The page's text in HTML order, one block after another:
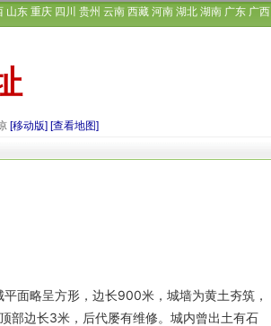
山东 重庆 四川 贵州 云南 西藏 河南 湖北 湖南 广东 广西
[移动版] [查看地图]
面略呈方形，边长900米，城墙为黄土夯筑，
部边长3米，后代屡有维修。城内曾出土有石